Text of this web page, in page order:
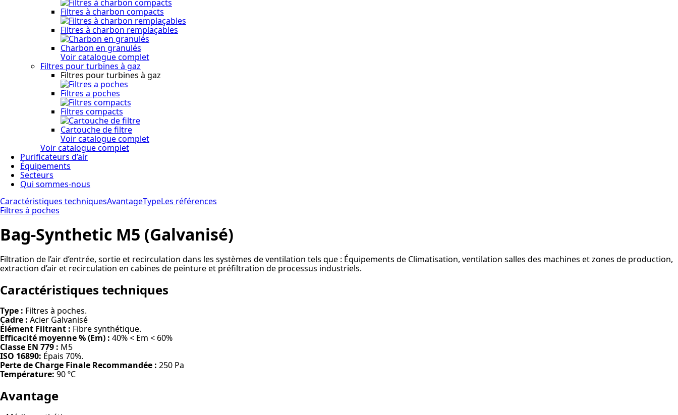
Filtres à charbon compacts
Filtres à charbon remplaçables
Charbon en granulés
Voir catalogue complet
Filtres pour turbines à gaz
Filtres pour turbines à gaz
Filtres a poches
Filtres compacts
Cartouche de filtre
Voir catalogue complet
Voir catalogue complet
Purificateurs d’air
Équipements
Secteurs
Qui sommes-nous
Caractéristiques techniquesAvantageTypeLes références
Filtres à poches
Bag-Synthetic M5 (Galvanisé)
Filtration de l’air d’entrée, sortie et recirculation dans les systèmes de ventilation tels que : Équipements de Climatisation, ventilation salles des machines et zones de production,
extraction d’air et recirculation en cabines de peinture et préfiltration de processus industriels.
Caractéristiques techniques
Type : Filtres à poches.
Cadre : Acier Galvanisé
Élément Filtrant : Fibre synthétique.
Efficacité moyenne % (Em) : 40% < Em < 60%
Classe EN 779 : M5
ISO 16890: Épais 70%.
Perte de Charge Finale Recommandée : 250 Pa
Température: 90 ºC
Avantage